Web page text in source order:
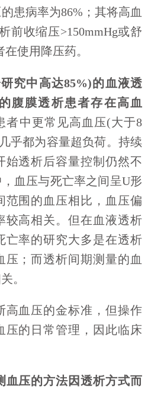
患病率为86%；其将高血
前收缩压>150mmHg或舒
使用降压药。
究中高达85%)的血液透
腹膜透析患者存在高血
者中更常见高血压(大于8
乎都为容量超负荷。持续
始透析后容量控制仍然不
血压与死亡率之间呈U形
范围的血压相比，血压偏
较高相关。但在血液透析
亡率的研究大多是在透析
压；而透析间期测量的血
。
高血压的金标准，但操作
压的日常管理，因此临床
血压的方法因透析方式而